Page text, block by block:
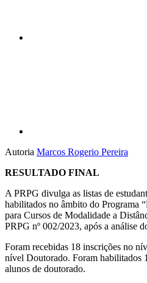
Autoria Marcos Rogerio Pereira
RESULTADO FINAL
A PRPG divulga as listas de
habilitados no âmbito do Programa
para Cursos de Modalidade a
PRPG nº 002/2023, após a análise
Foram recebidas 18 inscrições no
nível Doutorado. Foram habilitados
alunos de doutorado.